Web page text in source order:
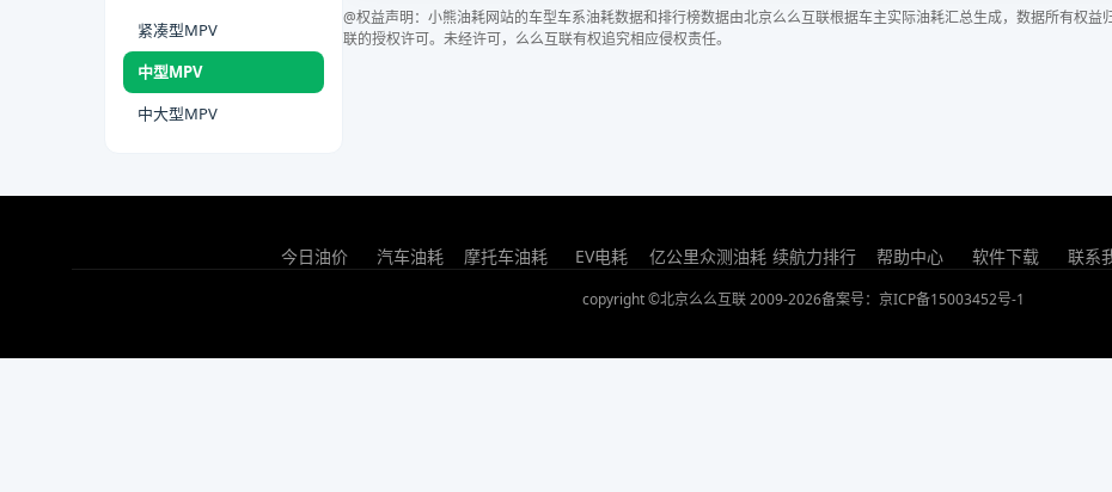
紧凑型MPV
中型MPV
中大型MPV
@权益声明：小熊油耗网站的车型车系油耗数据和排行榜数据由北京么么互联根据车主实际油耗汇总生成，数据所有权
联的授权许可。未经许可，么么互联有权追究相应侵权责任。
今日油价 汽车油耗 摩托车油耗 EV电耗 亿公里众测油耗 续航力排行 帮助中心 软件下载 联系
copyright ©北京么么互联 2009-2026备案号：京ICP备15003452号-1